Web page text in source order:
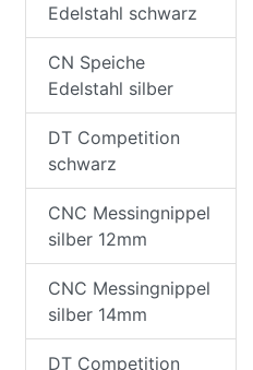
Edelstahl schwarz
CN Speiche
Edelstahl silber
DT Competition
schwarz
CNC Messingnippel
silber 12mm
CNC Messingnippel
silber 14mm
DT Competition